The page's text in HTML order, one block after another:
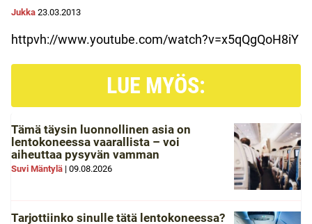
Jukka 23.03.2013
httpvh://www.youtube.com/watch?v=x5qQgQoH8iY
LUE MYÖS:
Tämä täysin luonnollinen asia on
lentokoneessa vaarallista – voi
aiheuttaa pysyvän vamman
Suvi Mäntylä | 09.08.2026
Tarjottiinko sinulle tätä lentokoneessa?